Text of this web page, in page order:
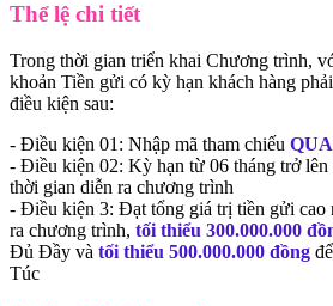
Thể lệ chi tiết
Trong thời gian triển khai Chương trình,
khoản Tiền gửi có kỳ hạn khách hàng
điều kiện sau:
- Điều kiện 01: Nhập mã tham chiếu
- Điều kiện 02: Kỳ hạn từ 06 tháng trở lên
thời gian diễn ra chương trình
- Điều kiện 3: Đạt tổng giá trị tiền gửi cao
ra chương trình, tối thiểu 300.000.000
Đủ Đầy và tối thiểu 500.000.000 đồng
Túc